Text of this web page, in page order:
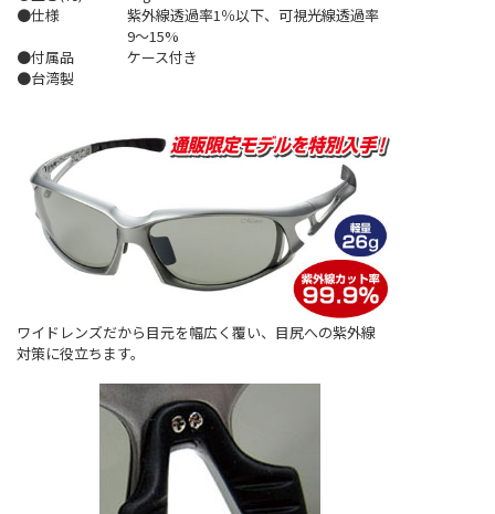
●仕様
紫外線透過率1％以下、可視光線透過率
9～15%
●付属品
ケース付き
●台湾製
ワイドレンズだから目元を幅広く覆い、目尻への紫外線
対策に役立ちます。